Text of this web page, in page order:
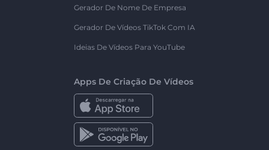
Gerador De Nome De Empresa
Gerador De Vídeos TikTok Com IA
Ideias De Vídeos Para YouTube
Apps De Criação De Vídeos